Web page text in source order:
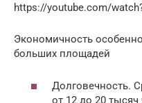
https://youtube.com/
Экономичность
больших площадей
Долговечность.
от 12 до 20 тысяч